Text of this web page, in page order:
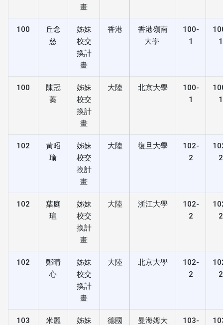
畫
100
丘念
慈
姊妹
校交
換計
畫
香港
香港嶺南
大學
100-
1
1
100
陳冠
蓁
姊妹
校交
換計
畫
大陸 北京大學
100-
1
1
102
黃昭
瑜
姊妹
校交
換計
畫
大陸 復旦大學
102-
2
2
102
葉庭
瑄
姊妹
校交
換計
畫
大陸 浙江大學
102-
2
2
102
鄭晴
心
姊妹
校交
換計
畫
大陸 北京大學
102-
2
2
103 米麗 姊妹 德國 曼海姆大 103-